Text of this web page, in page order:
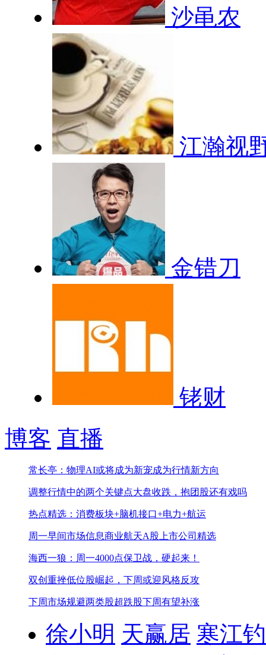
沙黾农
江瀚视
金错刀
铑财
博客 直播
常长亭：物理AI或将成为新宠成为行情新方向
调整行情中的两个关键点大盘收跌，抱团股还有戏吗
热点精选：消费板块+脑机接口+电力+航运
周一早间市场信息商业航天A股上市公司精选
海西一狼：周一4000点保卫战，硬起来！
双创重挫低位股崛起，下周或迎风格反攻
下周市场规避两类股超跌股下周有望补涨
徐小明 天赢居 寒江